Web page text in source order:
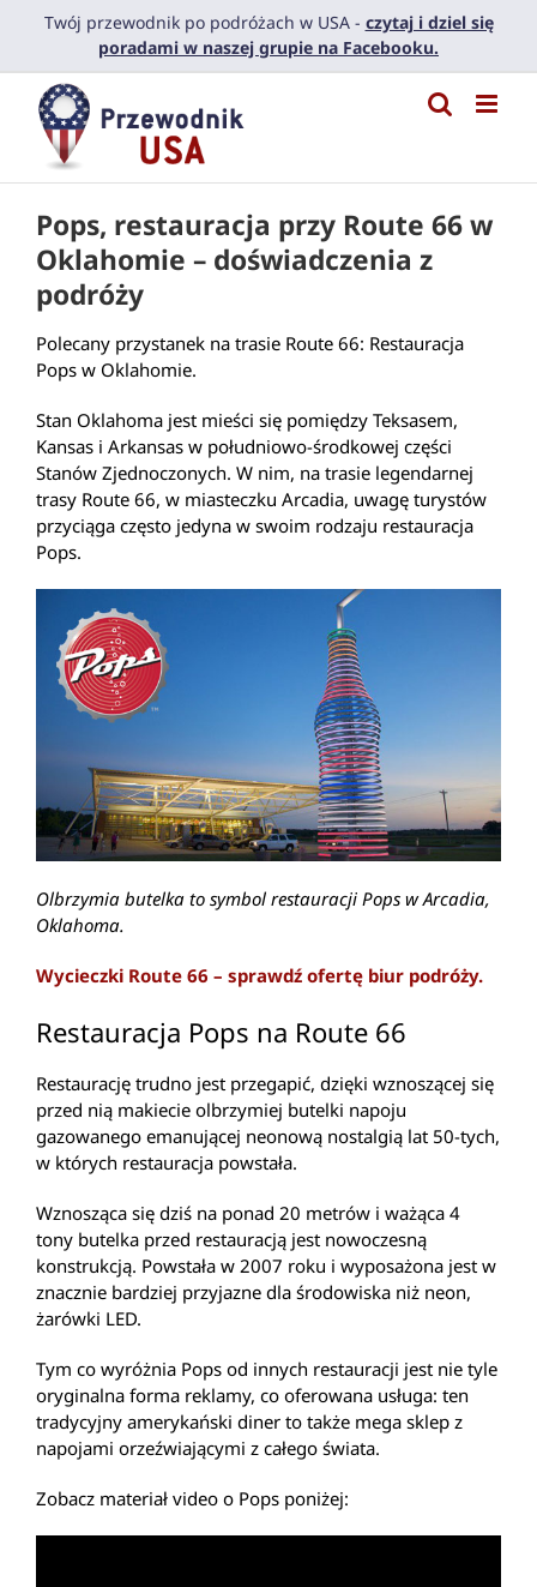
PrzejdźTwój przewodnik po podróżach w USA - czytaj i dziel się
poradami w naszej grupie na Facebooku.
Pops, restauracja przy Route 66 w
Oklahomie – doświadczenia z
podróży
Polecany przystanek na trasie Route 66: Restauracja
Pops w Oklahomie.
Stan Oklahoma jest mieści się pomiędzy Teksasem,
Kansas i Arkansas w południowo-środkowej części
Stanów Zjednoczonych. W nim, na trasie legendarnej
trasy Route 66, w miasteczku Arcadia, uwagę turystów
przyciąga często jedyna w swoim rodzaju restauracja
Pops.
Olbrzymia butelka to symbol restauracji Pops w Arcadia,
Oklahoma.
Wycieczki Route 66 – sprawdź ofertę biur podróży.
Restauracja Pops na Route 66
Restaurację trudno jest przegapić, dzięki wznoszącej się
przed nią makiecie olbrzymiej butelki napoju
gazowanego emanującej neonową nostalgią lat 50-tych,
w których restauracja powstała.
Wznosząca się dziś na ponad 20 metrów i ważąca 4
tony butelka przed restauracją jest nowoczesną
konstrukcją. Powstała w 2007 roku i wyposażona jest w
znacznie bardziej przyjazne dla środowiska niż neon,
żarówki LED.
Tym co wyróżnia Pops od innych restauracji jest nie tyle
oryginalna forma reklamy, co oferowana usługa: ten
tradycyjny amerykański diner to także mega sklep z
napojami orzeźwiającymi z całego świata.
Zobacz materiał video o Pops poniżej: